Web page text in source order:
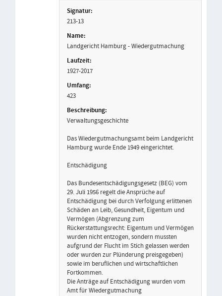
213-13
Landgericht Hamburg - Wiedergutmachung
1927-2017
423
Verwaltungsgeschichte
Das Wiedergutmachungsamt beim Landgericht
Hamburg wurde Ende 1949 eingerichtet.
Entschädigung
Das Bundesentschädigungsgesetz (BEG) vom
29. Juli 1956 regelt die Ansprüche auf
Entschädigung bei durch Verfolgung erlittenen
Schäden an Leib, Gesundheit, Eigentum und
Vermögen (Abgrenzung zum
Rückerstattungsrecht: Eigentum und Vermögen
wurden nicht entzogen, sondern mussten
aufgrund der Flucht im Stich gelassen werden
oder wurden zur Plünderung preisgegeben)
sowie im beruflichen und wirtschaftlichen
Fortkommen.
Die Anträge auf Entschädigung wurden vom
Amt für Wiedergutmachung